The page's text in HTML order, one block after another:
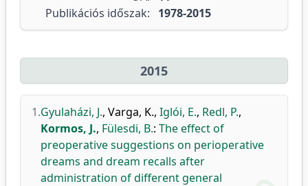
Publikációs időszak:
1978-2015
2015
1.Gyulaházi, J., Varga, K., Iglói, E., Redl, P.,
Kormos, J., Fülesdi, B.: The effect of
preoperative suggestions on perioperative
dreams and dream recalls after
administration of different general